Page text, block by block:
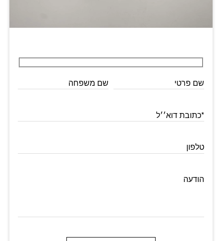
שם פרטי שם משפחה
*כתובת דוא׳׳ל
טלפון
הודעה